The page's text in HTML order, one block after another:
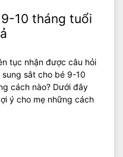
10 tháng tuổi
tục nhận được câu hỏi
sắt cho bé 9-10
cách nào? Dưới đây
ý cho mẹ những cách